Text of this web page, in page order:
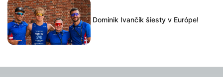
Dominik Ivančík šiesty v Európe!